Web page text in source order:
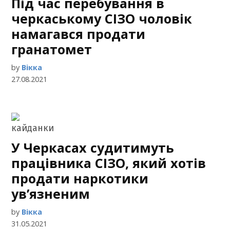
черкаському СІЗО чоловік
намагався продати
гранатомет
by Вікка
27.08.2021
У Черкасах судитимуть
працівника СІЗО, який хотів
продати наркотики
ув’язненим
by Вікка
31.05.2021